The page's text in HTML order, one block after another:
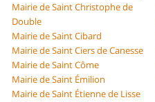
Mairie de Saint Christophe de
Double
Mairie de Saint Cibard
Mairie de Saint Ciers de Canesse
Mairie de Saint Côme
Mairie de Saint Émilion
Mairie de Saint Étienne de Lisse